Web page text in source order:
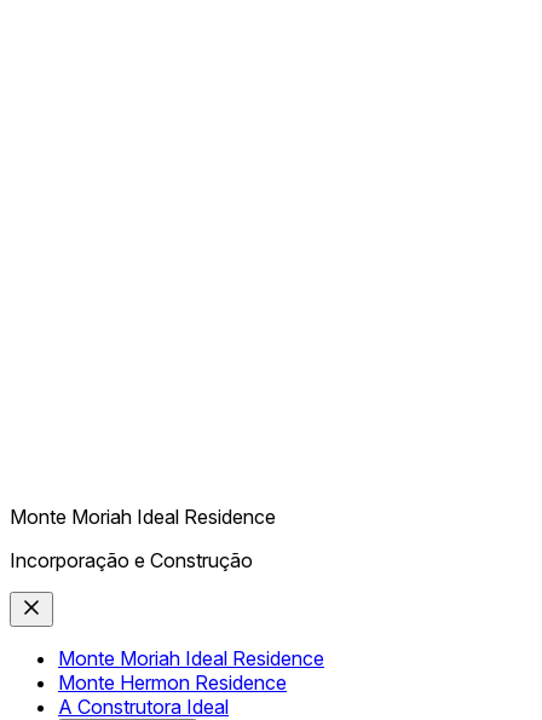
Monte Moriah Ideal Residence
Incorporação e Construção
Monte Moriah Ideal Residence
Monte Hermon Residence
A Construtora Ideal